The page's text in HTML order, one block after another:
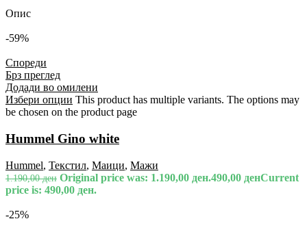
Опис
-59%
Спореди
Брз преглед
Додади во омилени
Избери опции This product has multiple variants. The options may
be chosen on the product page
Hummel Gino white
Hummel, Текстил, Маици, Мажи
1.190,00ден Original price was: 1.190,00 ден.490,00 денCurrent
price is: 490,00 ден.
-25%